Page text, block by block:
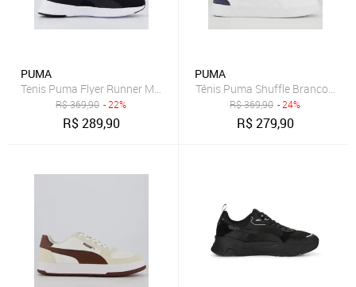
PUMA
Tenis Puma Flyer Runner Mesh BDP Preto
R$369,90 - 22%
R$289,90
PUMA
Tênis Puma Shuffle Branco e
R$369,90 - 24%
R$279,90